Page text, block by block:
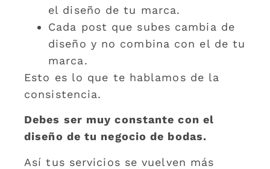
el diseño de tu marca.
Cada post que subes cambia de
diseño y no combina con el de tu
marca.
Esto es lo que te hablamos de la
consistencia.
Debes ser muy constante con el
diseño de tu negocio de bodas.
Así tus servicios se vuelven más